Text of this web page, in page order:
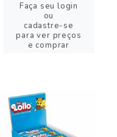
Faça seu login
ou
cadastre-se
para ver preços
e comprar